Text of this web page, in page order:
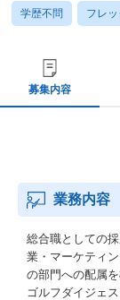
学歴不問 フレ
募集内容
業務内容
総合職としての
業・マーケティ
の部門への配属を
ゴルフダイジェ